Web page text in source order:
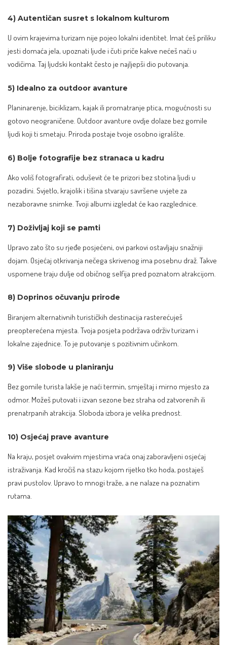
4) Autentičan susret s lokalnom kulturom
U ovim krajevima turizam nije pojeo lokalni identitet. Imat ćeš priliku
jesti domaća jela, upoznati ljude i čuti priče kakve nećeš naći u
vodičima. Taj ljudski kontakt često je najljepši dio putovanja.
5) Idealno za outdoor avanture
Planinarenje, biciklizam, kajak ili promatranje ptica, mogućnosti su
gotovo neograničene. Outdoor avanture ovdje dolaze bez gomile
ljudi koji ti smetaju. Priroda postaje tvoje osobno igralište.
6) Bolje fotografije bez stranaca u kadru
Ako voliš fotografirati, oduševit će te prizori bez stotina ljudi u
pozadini. Svjetlo, krajolik i tišina stvaraju savršene uvjete za
nezaboravne snimke. Tvoji albumi izgledat će kao razglednice.
7) Doživljaj koji se pamti
Upravo zato što su rjeđe posjećeni, ovi parkovi ostavljaju snažniji
dojam. Osjećaj otkrivanja nečega skrivenog ima posebnu draž. Takve
uspomene traju dulje od običnog selfija pred poznatom atrakcijom.
8) Doprinos očuvanju prirode
Biranjem alternativnih turističkih destinacija rasterećuješ
preopterećena mjesta. Tvoja posjeta podržava održiv turizam i
lokalne zajednice. To je putovanje s pozitivnim učinkom.
9) Više slobode u planiranju
Bez gomile turista lakše je naći termin, smještaj i mirno mjesto za
odmor. Možeš putovati i izvan sezone bez straha od zatvorenih ili
prenatrpanih atrakcija. Sloboda izbora je velika prednost.
10) Osjećaj prave avanture
Na kraju, posjet ovakvim mjestima vraća onaj zaboravljeni osjećaj
istraživanja. Kad kročiš na stazu kojom rijetko tko hoda, postaješ
pravi pustolov. Upravo to mnogi traže, a ne nalaze na poznatim
rutama.